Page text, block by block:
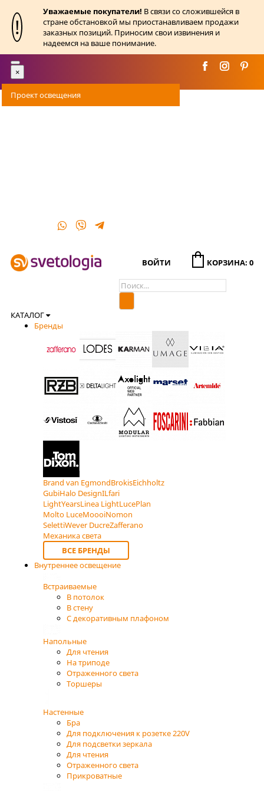
!
Уважаемые покупатели! В связи со сложившейся в
стране обстановкой мы приостанавливаем продажи
заказных позиций. Приносим свои извинения и
надеемся на ваше понимание.
Toggle
navigation
×
Проект освещения
ВОЙТИ КОРЗИНА: 0
КАТАЛОГ
Бренды
Brand van EgmondBrokisEichholtz
GubiHalo DesignILfari
LightYearsLinea LightLucePlan
Molto LuceMoooiNomon
SelettiWever DucreZafferano
Механика света
ВСЕ БРЕНДЫ
Внутреннее освещение
Встраиваемые
В потолок
В стену
С декоративным плафоном
Напольные
Для чтения
На триподе
Отраженного света
Торшеры
Настенные
Бра
Для подключения к розетке 220V
Для подсветки зеркала
Для чтения
Отраженного света
Прикроватные